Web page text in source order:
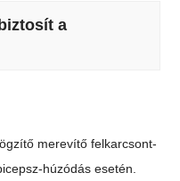
a
merevítő felkarcsont-
húzódás esetén.